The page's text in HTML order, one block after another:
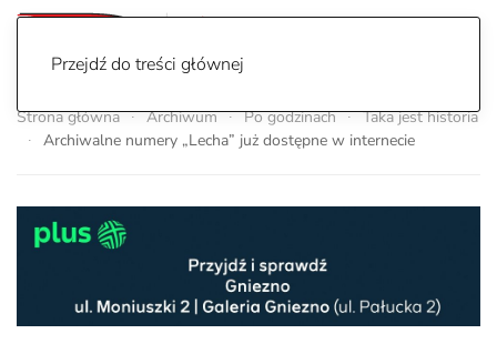
Przejdź do treści głównej
Strona główna Archiwum Po godzinach
Taka jest historia
Archiwalne numery „Lecha” już dostępne w internecie